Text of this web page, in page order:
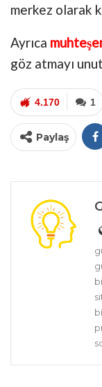
merkez olarak
Ayrıca
göz atmayı
1
4.170
Paylaş